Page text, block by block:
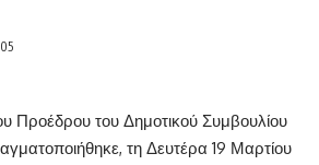
Προέδρου του Δημοτικού Συμβουλίου
τη Δευτέρα 19 Μαρτίου